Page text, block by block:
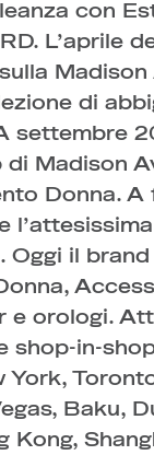
con
L’aprile
Madison
di
settembre
Madison
Donna. A
Oggi il
e orologi.
shop-in-
York,
Baku,
Kong,